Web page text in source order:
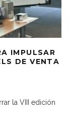
IMPULSAR
DE VENTA
la VIII edición